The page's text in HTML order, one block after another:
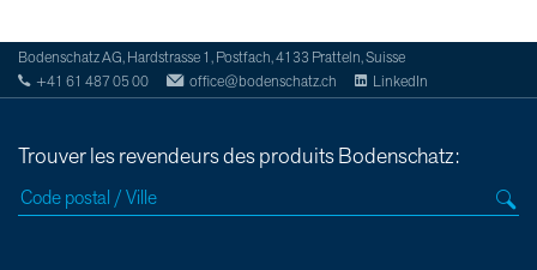
Bodenschatz AG, Hardstrasse 1, Postfach, 4133 Pratteln, Suisse
+41 61 487 05 00
office@bodenschatz.ch LinkedIn
Trouver les revendeurs des produits Bodenschatz: